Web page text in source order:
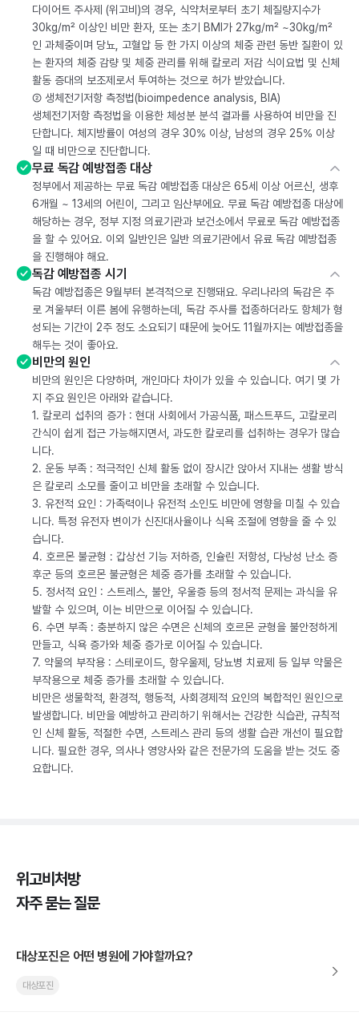
다이어트 주사제 (위고비)의 경우, 식약처로부터 초기 체질량지수가
30kg/m² 이상인 비만 환자, 또는 초기 BMI가 27kg/m² ~30kg/m²
인 과체중이며 당뇨, 고혈압 등 한 가지 이상의 체중 관련 동반 질환이 있
는 환자의 체중 감량 및 체중 관리를 위해 칼로리 저감 식이요법 및 신체
활동 증대의 보조제로서 투여하는 것으로 허가 받았습니다.
② 생체전기저항 측정법(bioimpedence analysis, BIA)
생체전기저항 측정법을 이용한 체성분 분석 결과를 사용하여 비만을 진
단합니다. 체지방률이 여성의 경우 30% 이상, 남성의 경우 25% 이상
일 때 비만으로 진단합니다.
무료 독감 예방접종 대상
정부에서 제공하는 무료 독감 예방접종 대상은 65세 이상 어르신, 생후
6개월 ~ 13세의 어린이, 그리고 임산부에요. 무료 독감 예방접종 대상에
해당하는 경우, 정부 지정 의료기관과 보건소에서 무료로 독감 예방접종
을 할 수 있어요. 이외 일반인은 일반 의료기관에서 유료 독감 예방접종
을 진행해야 해요.
독감 예방접종 시기
독감 예방접종은 9월부터 본격적으로 진행돼요. 우리나라의 독감은 주
로 겨울부터 이른 봄에 유행하는데, 독감 주사를 접종하더라도 항체가 형
성되는 기간이 2주 정도 소요되기 때문에 늦어도 11월까지는 예방접종을
해두는 것이 좋아요.
비만의 원인
비만의 원인은 다양하며, 개인마다 차이가 있을 수 있습니다. 여기 몇 가
지 주요 원인은 아래와 같습니다.
1. 칼로리 섭취의 증가 : 현대 사회에서 가공식품, 패스트푸드, 고칼로리
간식이 쉽게 접근 가능해지면서, 과도한 칼로리를 섭취하는 경우가 많습
니다.
2. 운동 부족 : 적극적인 신체 활동 없이 장시간 앉아서 지내는 생활 방식
은 칼로리 소모를 줄이고 비만을 초래할 수 있습니다.
3. 유전적 요인 : 가족력이나 유전적 소인도 비만에 영향을 미칠 수 있습
니다. 특정 유전자 변이가 신진대사율이나 식욕 조절에 영향을 줄 수 있
습니다.
4. 호르몬 불균형 : 갑상선 기능 저하증, 인슐린 저항성, 다낭성 난소 증
후군 등의 호르몬 불균형은 체중 증가를 초래할 수 있습니다.
5. 정서적 요인 : 스트레스, 불안, 우울증 등의 정서적 문제는 과식을 유
발할 수 있으며, 이는 비만으로 이어질 수 있습니다.
6. 수면 부족 : 충분하지 않은 수면은 신체의 호르몬 균형을 불안정하게
만들고, 식욕 증가와 체중 증가로 이어질 수 있습니다.
7. 약물의 부작용 : 스테로이드, 항우울제, 당뇨병 치료제 등 일부 약물은
부작용으로 체중 증가를 초래할 수 있습니다.
비만은 생물학적, 환경적, 행동적, 사회경제적 요인의 복합적인 원인으로
발생합니다. 비만을 예방하고 관리하기 위해서는 건강한 식습관, 규칙적
인 신체 활동, 적절한 수면, 스트레스 관리 등의 생활 습관 개선이 필요합
니다. 필요한 경우, 의사나 영양사와 같은 전문가의 도움을 받는 것도 중
요합니다.
위고비처방
자주 묻는 질문
대상포진은 어떤 병원에 가야할까요?
대상포진